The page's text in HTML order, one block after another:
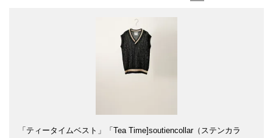
「ティータイムベスト」「Tea Time]soutiencollar（ステンカラ